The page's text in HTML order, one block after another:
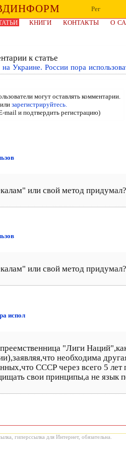
Рег
КНИГИ КОНТАКТЫ О
к статье
Украине. России пора
могут оставлять комментарии.
зарегистрируйтесь.
mail и подтвердить регистрацию)
или свой метод придумал?
или свой метод придумал?
испол
"Лиги
необходима
СССР через всего 5
свои принципы,а не язык
гиперссылка для Интернет, обязательна.